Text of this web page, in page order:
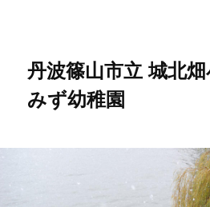
丹波篠山市立 城北
みず幼稚園